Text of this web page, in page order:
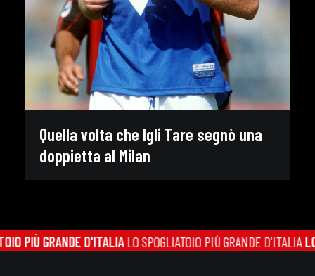
Quella volta che Igli Tare segnò una
doppietta al Milan
PIÙ GRANDE D'ITALIALO SPOGLIATOIO PIÙ GRANDE D'ITALIALO